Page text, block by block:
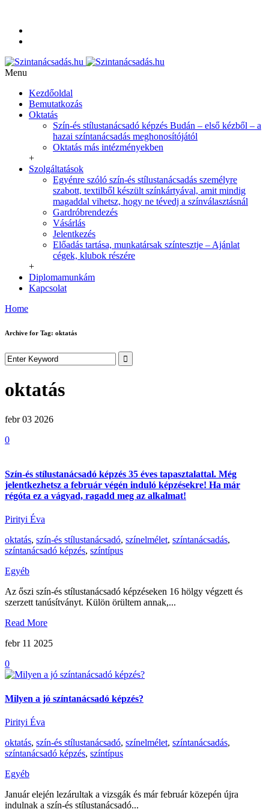
Menu
Kezdőoldal
Bemutatkozás
Oktatás
Szín-és stílustanácsadó képzés Budán – első kézből – a
hazai színtanácsadás meghonosítójától
Oktatás más intézményekben
+
Szolgáltatások
Egyénre szóló szín-és stílustanácsadás személyre
szabott, textilből készült színkártyával, amit mindig
magaddal vihetsz, hogy ne tévedj a színválasztásnál
Gardróbrendezés
Vásárlás
Jelentkezés
Előadás tartása, munkatársak színtesztje – Ajánlat
cégek, klubok részére
+
Diplomamunkám
Kapcsolat
Home
Archive for Tag: oktatás
oktatás
febr 03 2026
0
Szín-és stílustanácsadó képzés 35 éves tapasztalattal. Még
jelentkezhetsz a február végén induló képzésekre! Ha már
régóta ez a vágyad, ragadd meg az alkalmat!
Pirityi Éva
oktatás, szín-és stílustanácsadó, színelmélet, színtanácsadás,
színtanácsadó képzés, színtípus
Egyéb
Az őszi szín-és stílustanácsadó képzéseken 16 hölgy végzett és
szerzett tanúsítványt. Külön örültem annak,...
Read More
febr 11 2025
0
Milyen a jó színtanácsadó képzés?
Pirityi Éva
oktatás, szín-és stílustanácsadó, színelmélet, színtanácsadás,
színtanácsadó képzés, színtípus
Egyéb
Január elején lezárultak a vizsgák és már február közepén újra
indulnak a szín-és stílustanácsadó...